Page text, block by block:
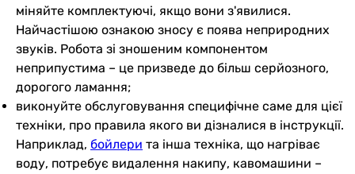
міняйте комплектуючі, якщо вони з'явилися.
Найчастішою ознакою зносу є поява неприродних
звуків. Робота зі зношеним компонентом
неприпустима – це призведе до більш серйозного,
дорогого ламання;
виконуйте обслуговування специфічне саме для цієї
техніки, про правила якого ви дізналися в інструкції.
Наприклад, бойлери та інша техніка, що нагріває
воду, потребує видалення накипу, кавомашини –